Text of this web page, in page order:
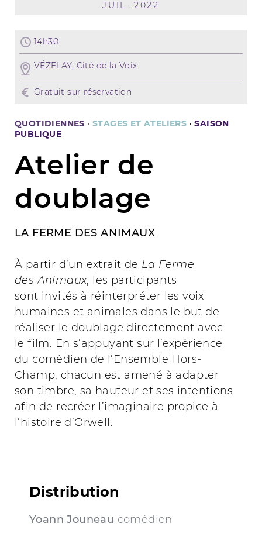
JUIL. 2022
14h30
VÉZELAY, Cité de la Voix
Gratuit sur réservation
QUOTIDIENNES ·STAGES ET ATELIERS ·SAISON
PUBLIQUE
Atelier de
doublage
LA FERME DES ANIMAUX
À partir d’un extrait de La Ferme
des Animaux, les participants
sont invités à réinterpréter les voix
humaines et animales dans le but de
réaliser le doublage directement avec
le film. En s’appuyant sur l’expérience
du comédien de l’Ensemble Hors-
Champ, chacun est amené à adapter
son timbre, sa hauteur et ses intentions
afin de recréer l’imaginaire propice à
l’histoire d’Orwell.
Distribution
Yoann Jouneau comédien